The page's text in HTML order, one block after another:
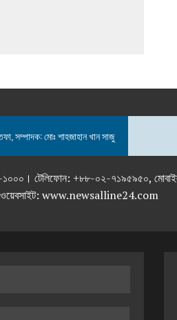
সম্পাদক: মোঃ শাহজাহান খান সাজু
ঢাকা-১০০০। টেলিফোন: +৮৮-০২-
www.newsalline24.com